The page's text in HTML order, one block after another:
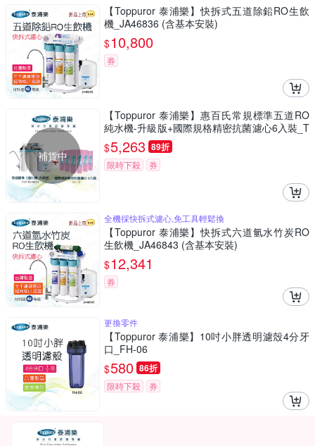
【Toppuror 泰浦樂】快拆式五道除鉛RO生飲
機_JA46836 (含基本安裝)
$10,800
券
補貨中
【Toppuror 泰浦樂】惠百氏常規標準五道RO
純水機-升級版+國際規格精密抗菌濾心6入裝_T
OP-RO001A+CC-72 (不含基本安裝)
$5,263 89折
限時下殺 券
全機採快拆式濾心,免工具輕鬆換
【Toppuror 泰浦樂】快拆式六道氫水竹炭RO
生飲機_JA46843 (含基本安裝)
$12,341
券
更換零件
【Toppuror 泰浦樂】10吋小胖透明濾殼4分牙
口_FH-06
$580 86折
限時下殺 券